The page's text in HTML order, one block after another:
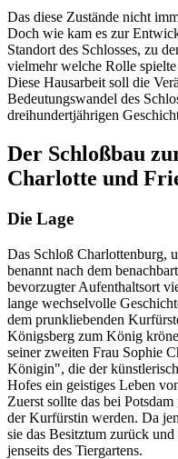
Das diese Zustände nicht
Doch wie kam es zur
Standort des Schlosses, zu
vielmehr welche Rolle
Diese Hausarbeit soll die
Bedeutungswandel des
dreihundertjährigen
Der Schloßbau
Charlotte und
Die Lage
Das Schloß Charlottenburg,
benannt nach dem
bevorzugter Aufenthaltsort
lange wechselvolle
dem prunkliebenden
Königsberg zum König
seiner zweiten Frau Sophie
Königin", die der
Hofes ein geistiges Leben
Zuerst sollte das bei
der Kurfürstin werden. Da
sie das Besitztum zurück
jenseits des Tiergartens.